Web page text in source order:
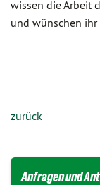
wissen die Arbeit
und wünschen
zurück
Anfragen und